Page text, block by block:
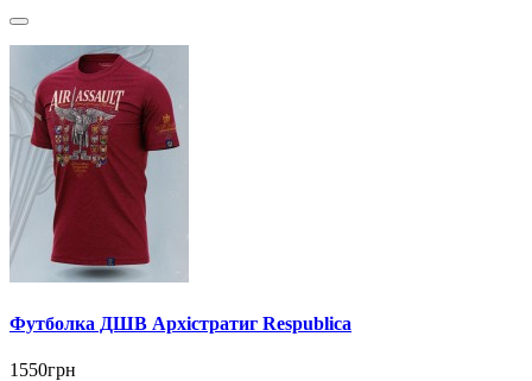
Футболка ДШВ Архістратиг Respublica
1550грн